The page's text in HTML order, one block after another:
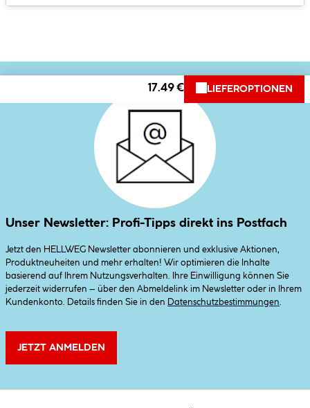
17.49 € LIEFEROPTIONEN
Unser Newsletter: Profi-Tipps direkt ins Postfach
Jetzt den HELLWEG Newsletter abonnieren und exklusive Aktionen,
Produktneuheiten und mehr erhalten! Wir optimieren die Inhalte
basierend auf Ihrem Nutzungsverhalten. Ihre Einwilligung können Sie
jederzeit widerrufen – über den Abmeldelink im Newsletter oder in Ihrem
Kundenkonto. Details finden Sie in den
Datenschutzbestimmungen
JETZT ANMELDEN